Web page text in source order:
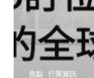
焦點 行業資訊